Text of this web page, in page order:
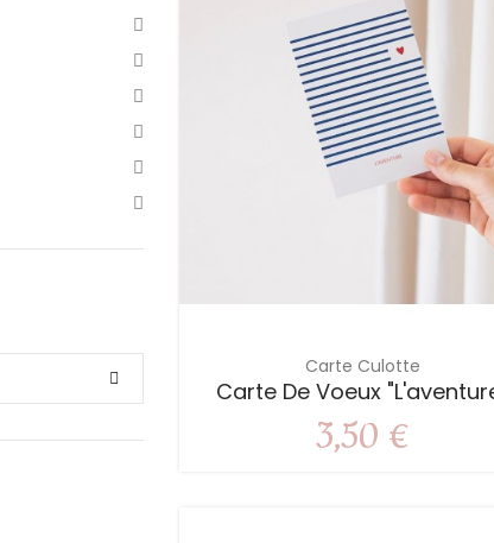
Carte Culotte
Carte De Voeux
3,50 €